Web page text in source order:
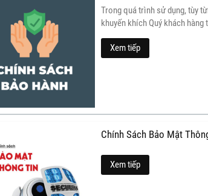
Trong quá trình sử dụng, tùy
khuyến khích Quý khách hàng
hướng dẫn sử dụng được kèm
đồng hồ để việc sử dụng
Chính sách bảo hành được đề
Xem tiếp
Chính Sách Bảo Mật
Xem tiếp